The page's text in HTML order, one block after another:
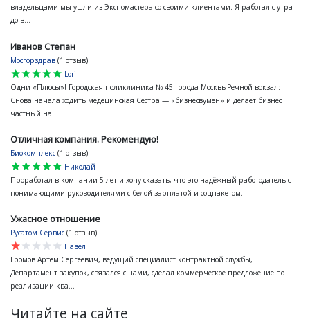
владельцами мы ушли из Экспомастера со своими клиентами. Я работал с утра
до в...
Иванов Степан
Мосгорздрав (1 отзыв)
star
star
star
star
star
Lori
Одни «Плюсы»! Городская поликлиника № 45 города МосквыРечной вокзал:
Снова начала ходить медецинская Сестра — «бизнесвумен» и делает бизнес
частный на...
Отличная компания. Рекомендую!
Биокомплекс (1 отзыв)
star
star
star
star
star
Николай
Проработал в компании 5 лет и хочу сказать, что это надёжный работодатель с
понимающими руководителями с белой зарплатой и соцпакетом.
Ужасное отношение
Русатом Сервис (1 отзыв)
star
star
star
star
star
Павел
Громов Артем Сергеевич, ведущий специалист контрактной службы,
Департамент закупок, связался с нами, сделал коммерческое предложение по
реализации ква...
Читайте на сайте